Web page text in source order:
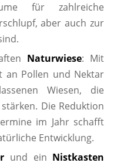
für zahlreiche
aber auch zur
Naturwiese: Mit
an Pollen und Nektar
Wiesen, die
Die Reduktion
im Jahr schafft
Entwicklung.
und ein Nistkasten